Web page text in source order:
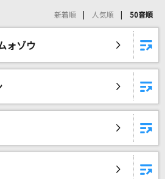
で歌われている曲の一覧
ィング
ップバージョン)
新着順 人気順 50音順
ォゾウ